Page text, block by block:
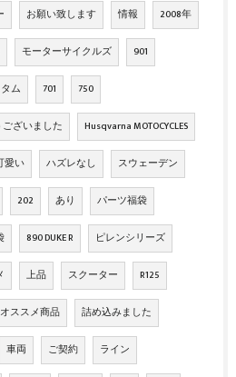
お願い致します 情報 2008年
モーターサイクルズ 901
ム 701 750
ざいました Husqvarna MOTOCYCLES
愛い ハズレなし スウェーデン
202 あり パーツ福袋
890 DUKE R ピレンシリーズ
上品 スクーター R125
オススメ商品 詰め込みました
車両 ご契約 ライン